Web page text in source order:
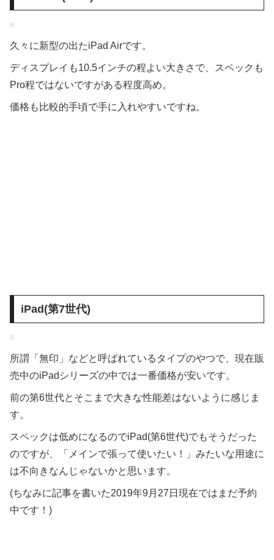
久々に新型の出たiPad Airです。
ディスプレイも10.5インチの程よい大きさで、スペックも
Pro程ではないですがある程度高め。
価格も比較的手頃で手に入れやすいですね。
iPad(第7世代)
所謂「無印」などと呼ばれているタイプのやつで、現在販
売中のiPadシリーズの中では一番価格が安いです。
前の第6世代とそこまで大きな性能差はないように感じま
す。
スペックは低めになるのでiPad(第6世代)でもそうだった
のですが、「メインで張って使いたい！」みたいな用途に
は不向きなんじゃないかと思います。
(ちなみに記事を書いた2019年9月27日現在ではまだ予約
中です！)